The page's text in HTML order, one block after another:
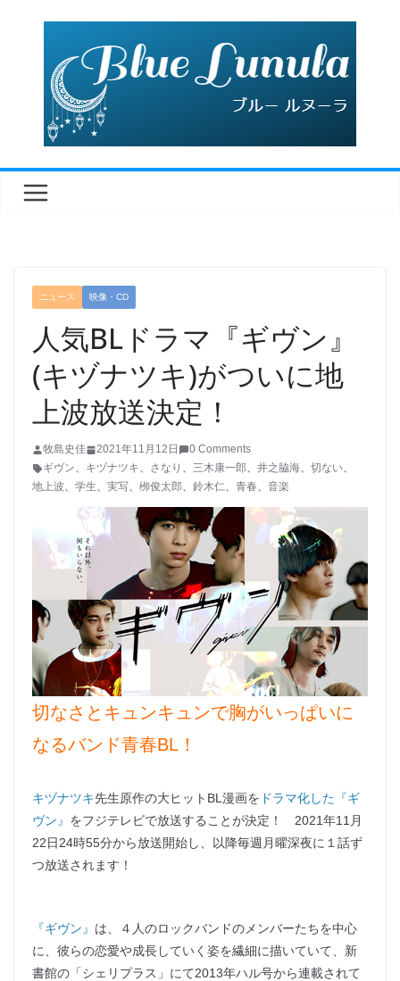
ニュース 映像・CD
人気BLドラマ『ギヴン』
(キヅナツキ)がついに地
上波放送決定！
牧島史佳 2021年11月12日
0 Comments
ギヴン、 キヅナツキ、 さなり 、 三木康一郎、 井之脇海、 切ない、
地上波、 学生、 実写、 栁俊太郎、 鈴木仁、 青春、 音楽
切なさとキュンキュンで胸がいっぱいに
なるバンド青春BL！
キヅナツキ先生原作の大ヒットBL漫画を ドラマ化した『ギ
ヴン』 をフジテレビで放送することが決定！ 2021年11月
22日24時55分から放送開始し、以降毎週月曜深夜に１話ず
つ放送されます！
『ギヴン』 は、４人のロックバンドのメンバーたちを中心
に、彼らの恋愛や成長していく姿を繊細に描いていて、新
書館の「シェリプラス」にて2013年ハル号から連載されて